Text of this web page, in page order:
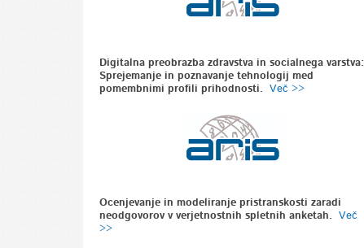
Digitalna preobrazba zdravstva in socialnega varstva:
Sprejemanje in poznavanje tehnologij med
pomembnimi profili prihodnosti.
Več >>
Ocenjevanje in modeliranje pristranskosti zaradi
neodgovorov v verjetnostnih spletnih anketah.
Več
>>